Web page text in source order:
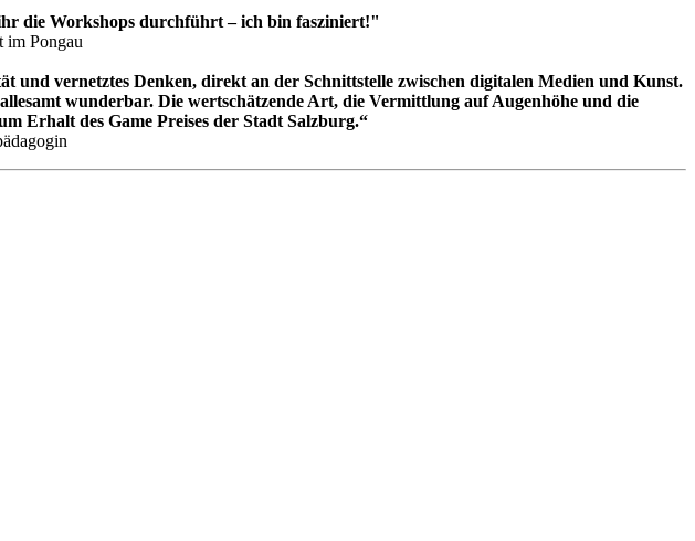
die Workshops durchführt – ich bin fasziniert!"
Pongau
vernetztes Denken, direkt an der Schnittstelle zwischen digitalen Medien und Kunst.
wunderbar. Die wertschätzende Art, die Vermittlung auf Augenhöhe und die
Erhalt des Game Preises der Stadt Salzburg.“